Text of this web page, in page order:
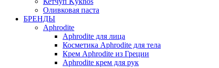
Оливковая паста
БРЕНДЫ
Aphrodite
Aphrodite для лица
Косметика Aphrodite для тела
Крем Aphrodite из Греции
Aphrodite крем для рук